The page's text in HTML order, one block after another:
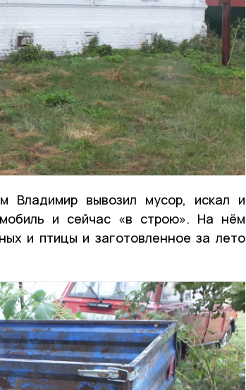
Владимир вывозил мусор, искал и
и сейчас «в строю». На нём
и птицы и заготовленное за лето